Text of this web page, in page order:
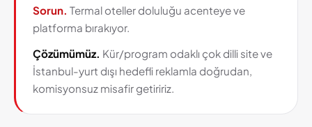
Sorun. Termal oteller doluluğu acenteye ve
platforma bırakıyor.
Çözümümüz. Kür/program odaklı çok dilli site ve
İstanbul-yurt dışı hedefli reklamla doğrudan,
komisyonsuz misafir getiririz.